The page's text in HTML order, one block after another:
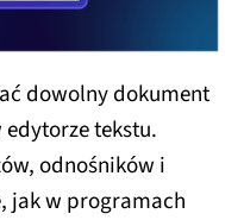
dowolny dokument
tekstu.
odnośników i
jak w programach